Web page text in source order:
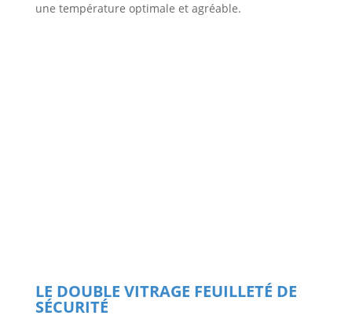
une température optimale et agréable.
LE DOUBLE VITRAGE FEUILLETÉ DE
SÉCURITÉ